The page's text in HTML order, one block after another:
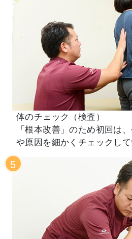
体のチェック（検査）
「根本改善」のため初回は
や原因を細かくチェックして
5